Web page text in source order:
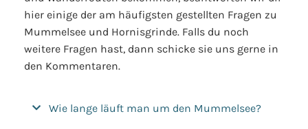
hier einige der am häufigsten gestellten Fragen zu
Mummelsee und Hornisgrinde. Falls du noch
weitere Fragen hast, dann schicke sie uns gerne in
den Kommentaren.
Wie lange läuft man um den Mummelsee?